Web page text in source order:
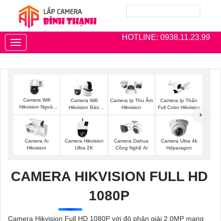
HOTLINE: 0938.11.23.99
Toggle
navigation
Camera Wifi
Hikvision Ngoài
Camera Wifi
Hikvision Báo
Camera Ip Thu Âm
Hikvision
Camera Ip Thân
Full Color Hikvision
Camera Ai
Hikvision
Camera Hikvision
Ultra 2K
Camera Dahua
Công Nghệ Ai
Camera Ultra 4k
Hdparagon
CAMERA HIKVISION FULL HD
1080P
Camera Hikvision Full HD 1080P với độ phân giải 2.0MP mang